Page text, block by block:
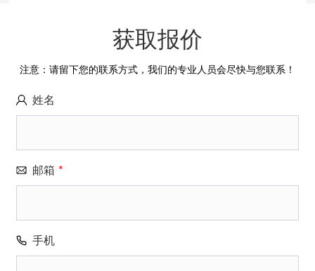
获取报价
注意：请留下您的联系方式，我们的专业人员会尽快与您联系！
姓名
邮箱
手机